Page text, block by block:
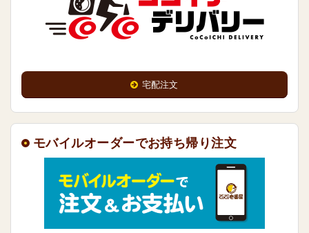
宅配注文
モバイルオーダーでお持ち帰り注文